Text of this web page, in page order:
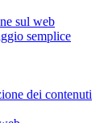
sul web
semplice
dei contenuti